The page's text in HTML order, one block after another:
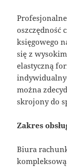
oszczędność
księgowego
się z
elastyczną
można
skrojony do
Zakres
Biura